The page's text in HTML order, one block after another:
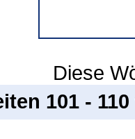
Diese
101 -